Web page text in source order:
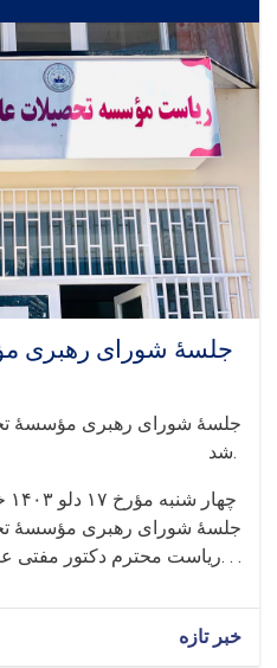
جلسهٔ‌ شورای رهبری
جلسهٔ‌ شورای رهبری مؤسسهٔ
شد.
ریاست محترم دکتور مفتی عبدالحق حبیبی. . .
خبر تازه